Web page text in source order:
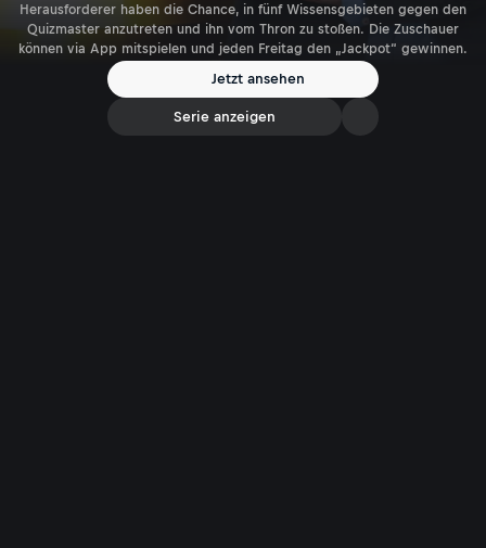
Herausforderer haben die Chance, in fünf Wissensgebieten gegen den
Quizmaster anzutreten und ihn vom Thron zu stoßen. Die Zuschauer
können via App mitspielen und jeden Freitag den „Jackpot“ gewinnen.
Jetzt ansehen
Serie anzeigen